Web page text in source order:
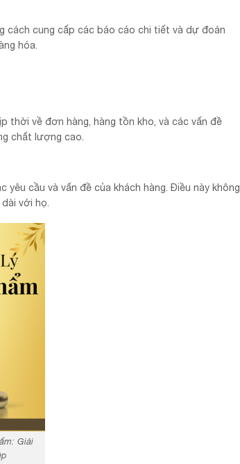
cách cung cấp các báo cáo chi tiết và dự đoán
hóa.
thời về đơn hàng, hàng tồn kho, và các vấn đề
chất lượng cao.
yêu cầu và vấn đề của khách hàng. Điều này không
với họ.
Giải